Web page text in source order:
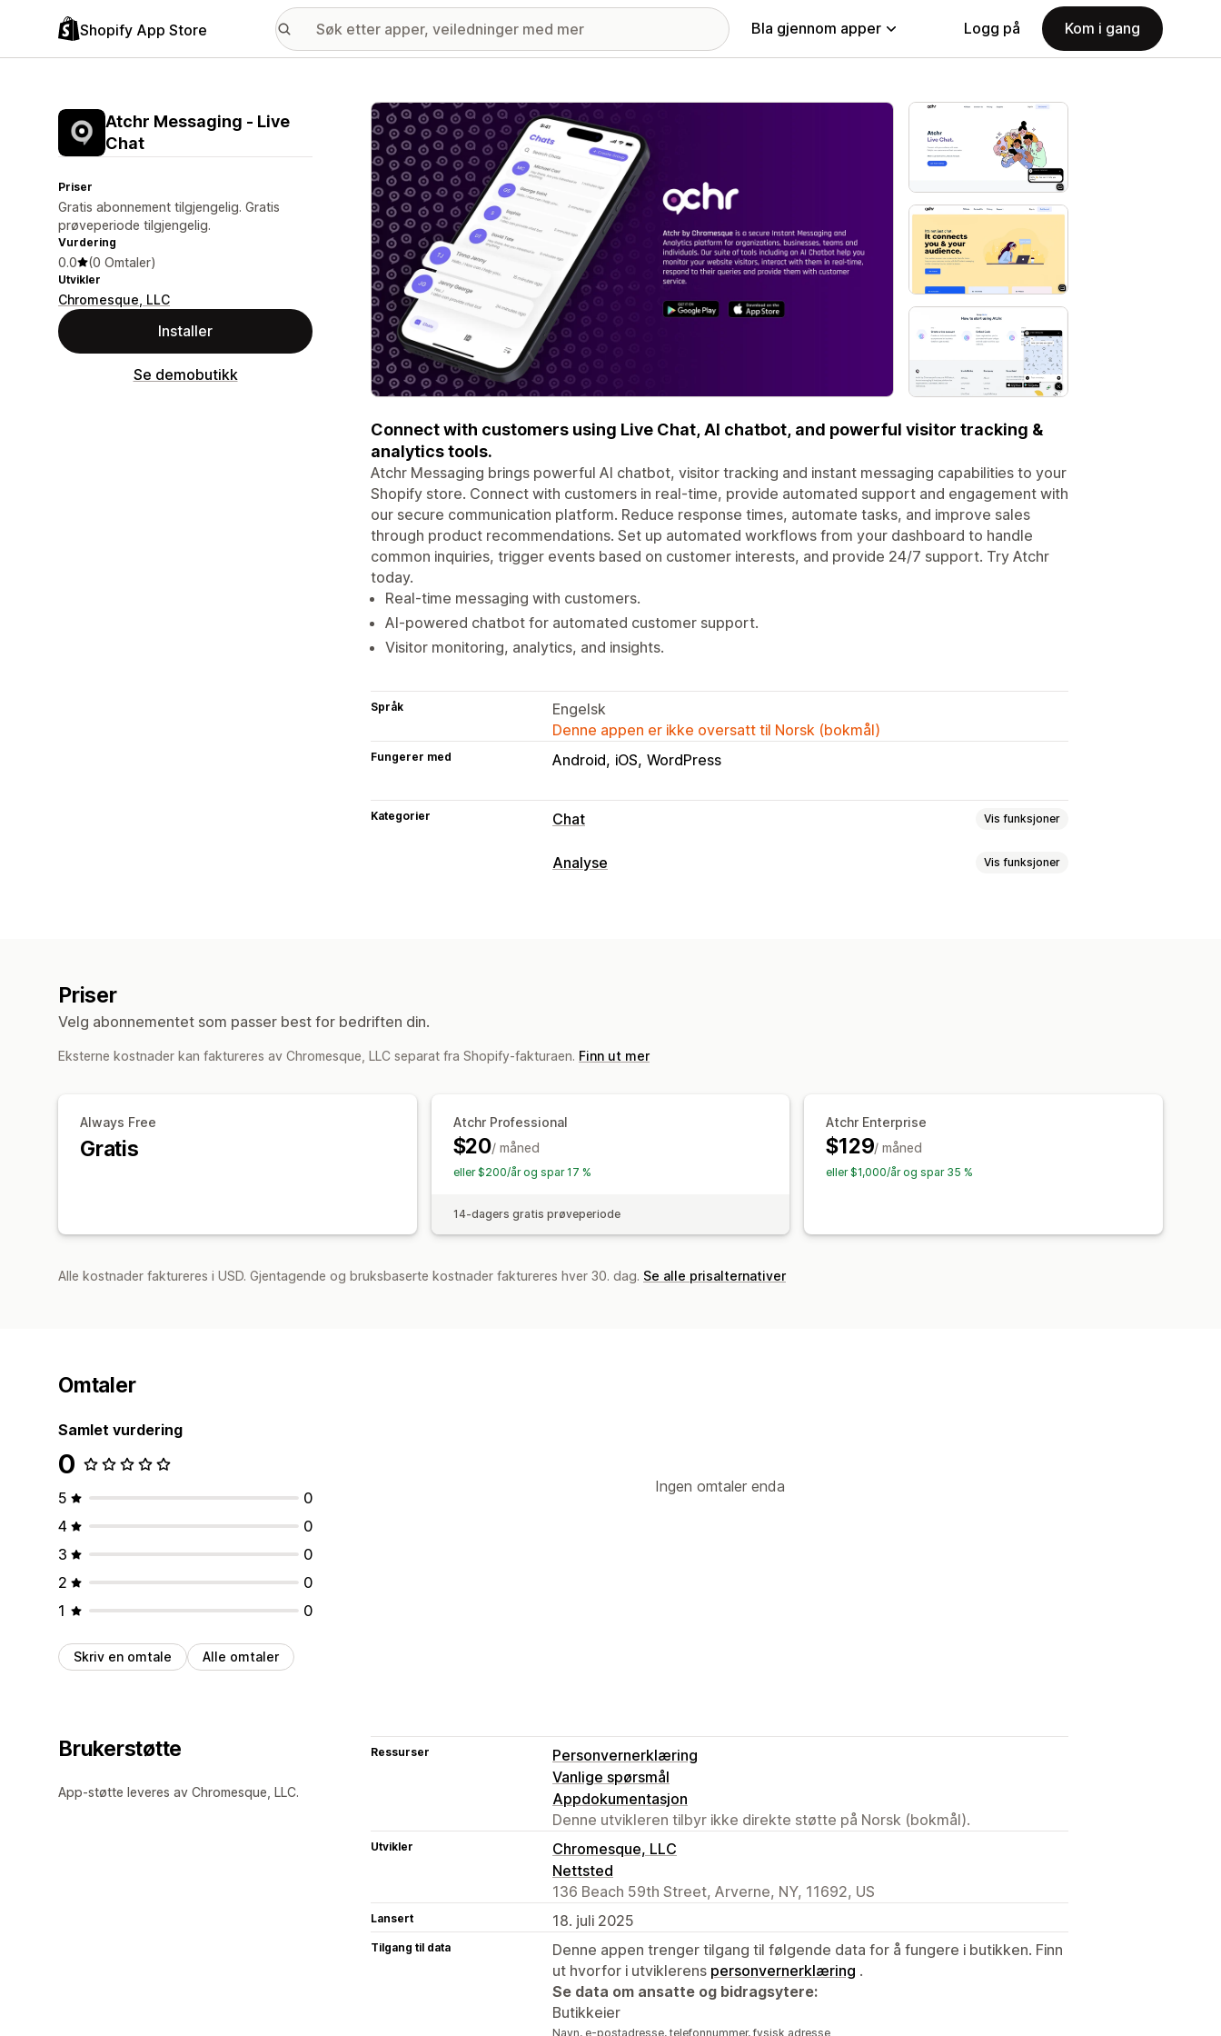
Shopify App Store Bla gjennom apper Logg på Kom i gang
Atchr Messaging ‑ Live
Chat
Priser
Gratis abonnement tilgjengelig. Gratis
prøveperiode tilgjengelig.
Vurdering
0.0 (0 Omtaler)
Utvikler
Chromesque, LLC
Installer
Se demobutikk
Galleri med fremhevede bilder
Connect with customers using Live Chat, AI chatbot, and powerful visitor tracking &
analytics tools.
Atchr Messaging brings powerful AI chatbot, visitor tracking and instant messaging capabilities to your
Shopify store. Connect with customers in real-time, provide automated support and engagement with
our secure communication platform. Reduce response times, automate tasks, and improve sales
through product recommendations. Set up automated workflows from your dashboard to handle
common inquiries, trigger events based on customer interests, and provide 24/7 support. Try Atchr
today.
Real-time messaging with customers.
AI-powered chatbot for automated customer support.
Visitor monitoring, analytics, and insights.
Språk
Engelsk
Denne appen er ikke oversatt til Norsk (bokmål)
Fungerer med Android iOS WordPress
Kategorier Chat Vis funksjoner
Sanntidsmeldinger
Emojier og klistremerker
Analyse Vis funksjoner
Priser
Velg abonnementet som passer best for bedriften din.
Eksterne kostnader kan faktureres av Chromesque, LLC separat fra Shopify-fakturaen. Finn ut mer
Always Free
Gratis
Atchr Professional
$20/ måned
eller $200/år og spar 17 %
14-dagers gratis prøveperiode
Atchr Enterprise
$129/ måned
eller $1,000/år og spar 35 %
Alle kostnader faktureres i USD. Gjentagende og bruksbaserte kostnader faktureres hver 30. dag. Se alle prisalternativer
Omtaler
Samlet vurdering
0
5
0
4
0
3
0
2
0
1
0
Skriv en omtale Alle omtaler
Ingen omtaler enda
Brukerstøtte
App-støtte leveres av Chromesque, LLC.
Ressurser
Personvernerklæring
Vanlige spørsmål
Appdokumentasjon
Denne utvikleren tilbyr ikke direkte støtte på Norsk (bokmål).
Utvikler
Chromesque, LLC
Nettsted
136 Beach 59th Street, Arverne, NY, 11692, US
Lansert 18. juli 2025
Tilgang til data
Denne appen trenger tilgang til følgende data for å fungere i butikken. Finn
ut hvorfor i utviklerens personvernerklæring .
Se data om ansatte og bidragsytere:
Butikkeier
Navn, e-postadresse, telefonnummer, fysisk adresse